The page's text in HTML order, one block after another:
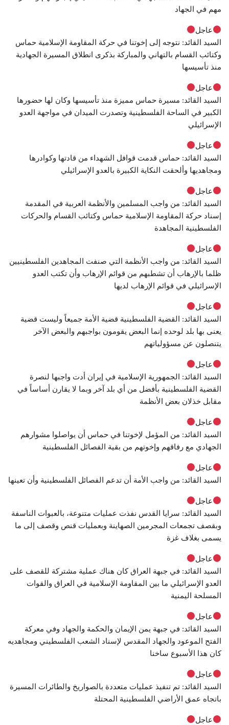
مهم في الجهاد
عاجل
السيد القائد: نتوجه إلى إخوتنا في حركة المقاومة الإسلامية حماس
وكتائب القسام بالتهاني والمباركة بذكرى انطلاق المسيرة الجهادية
منذ تأسيسها
عاجل
السيد القائد: مسيرة حماس مميزة منذ تأسيسها وكان لها حضورها
الكبير في الساحة الفلسطينية وتصدرت الميدان في مواجهة العدو
الإسرائيلي
عاجل
السيد القائد: حماس قدمت قوافل الشهداء من قادتها وكوادرها
ومجاهديها وألحقت النكاية الكبيرة بالعدو الإسرائيلي
عاجل
السيد القائد: من واجب المسلمين والأنظمة العربية في المقدمة
إسناد حركة المقاومة الإسلامية حماس وكتائب القسام والحركات
الفلسطينية المجاهدة
عاجل
السيد القائد: من واجب الأنظمة التي صنفت المجاهدين الفلسطينيين
ظلما بالإرهاب أن تشطبهم من قوائم الإرهاب وأن تكتب العدو
الإسرائيلي في قوائم الإرهاب لديها
عاجل
السيد القائد: القضية الفلسطينية قضية الأمة جميعاً وليست قضية
يعنى بها بلد لوحده إنما البعض يقومون بواجبهم والبعض الآخر
يتنصلون عن مسؤولياتهم
عاجل
السيد القائد: الجمهورية الإسلامية في إيران أدت واجبها لنصرة
القضية الفلسطينية بأفضل من أي بلد آخر وبما لا يقارن أساساً في
مقابل خذلان بعض الأنظمة
عاجل
السيد القائد: من المؤمل لإخوتنا في حماس أن يواصلوا مشوارهم
الجهادي مع رفاقهم وإخوتهم من بقية الفصائل الفلسطينية
عاجل
السيد القائد: من واجب الأمة أن تدعم الفصائل الفلسطينية وأن تعينها
عاجل
السيد القائد: سرايا القدس نفذت عمليات متنوعة، بالعبوات الناسفة
وبقصف تجمعات المجرمين الصهاينة وبعمليات قنص وقصف إلى ما
يسمى بغلاف غزة
عاجل
السيد القائد: في جبهة العراق كان هناك عملية مشتركة للقصف على
العدو الإسرائيلي ما بين المقاومة الإسلامية في العراق والقوات
المسلحة اليمنية
عاجل
السيد القائد: في جبهة يمن الإيمان والحكمة والجهاد وفي معركة
الفتح الموعود والجهاد المقدس لإسناد الشعب الفلسطيني ومجاهديه
كان هذا الأسبوع ساخنا
عاجل
السيد القائد: تم تنفيذ عمليات متعددة بالصواريخ والطائرات المسيرة
باتجاه عمق الأراضي الفلسطينية المحتلة
عاجل